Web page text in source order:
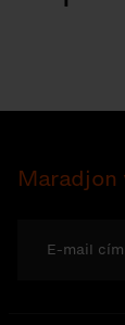
Maradjon